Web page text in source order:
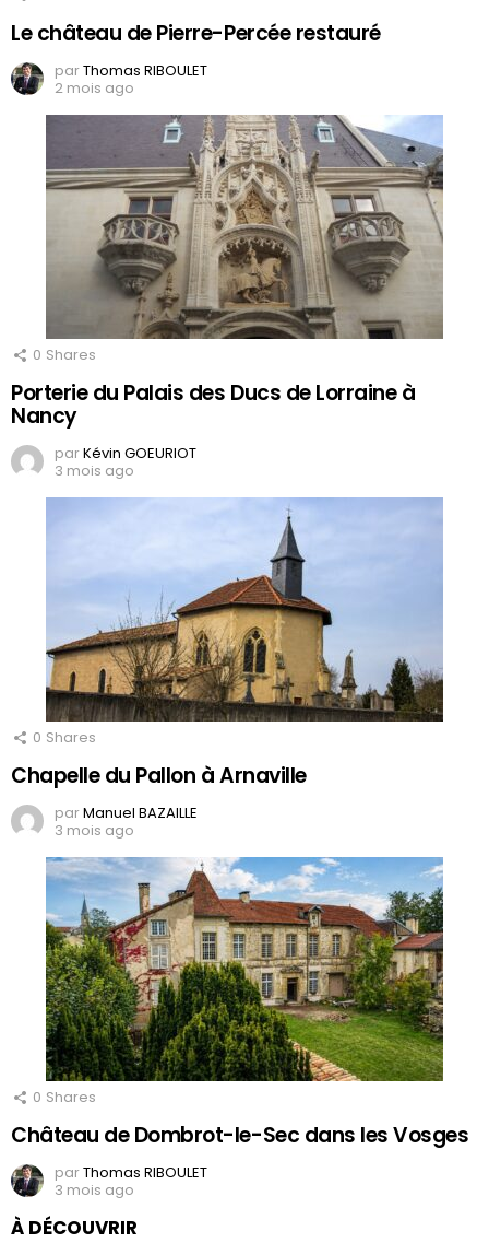
Le château de Pierre-Percée restauré
parThomas RIBOULET
2 mois ago
0 Shares
Porterie du Palais des Ducs de Lorraine à
Nancy
parKévin GOEURIOT
3 mois ago
0 Shares
Chapelle du Pallon à Arnaville
parManuel BAZAILLE
3 mois ago
0 Shares
Château de Dombrot-le-Sec dans les Vosges
parThomas RIBOULET
3 mois ago
À DÉCOUVRIR